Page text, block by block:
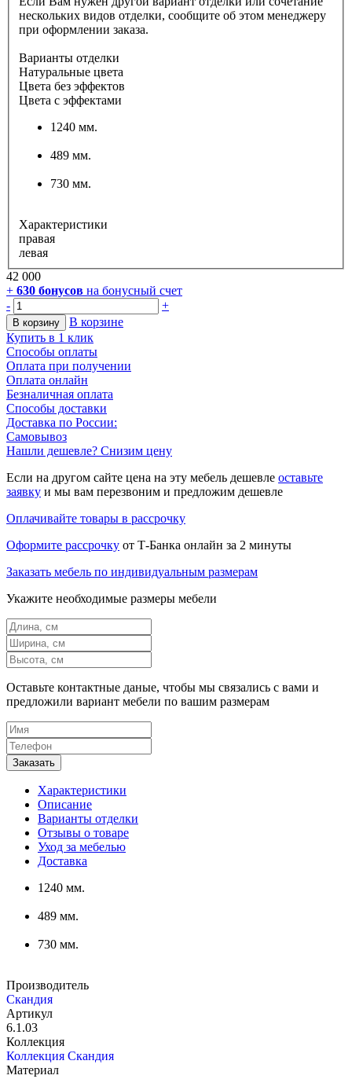
нескольких видов отделки, сообщите об этом менеджеру
при оформлении заказа.
Варианты отделки
Натуральные цвета
Цвета без эффектов
Цвета с эффектами
1240 мм.
489 мм.
730 мм.
Характеристики
правая
левая
42 000
+ 630 бонусов на бонусный счет
-
+
В корзину
В корзине
Купить в 1 клик
Способы оплаты
Оплата при получении
Оплата онлайн
Безналичная оплата
Способы доставки
Доставка по России:
Самовывоз
Нашли дешевле? Снизим цену
Если на другом сайте цена на эту мебель дешевле оставьте
заявку и мы вам перезвоним и предложим дешевле
Оплачивайте товары в рассрочку
Оформите рассрочку от Т-Банка онлайн за 2 минуты
Заказать мебель по индивидуальным размерам
Укажите необходимые размеры мебели
Оставьте контактные даные, чтобы мы связались с вами и
предложили вариант мебели по вашим размерам
Характеристики
Описание
Варианты отделки
Отзывы о товаре
Уход за мебелью
Доставка
1240 мм.
489 мм.
730 мм.
Производитель
Скандия
Артикул
6.1.03
Коллекция
Коллекция Скандия
Материал